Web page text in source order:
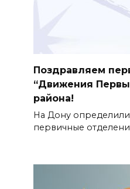
Поздравляем
“Движения
района!
На Дону
первичные